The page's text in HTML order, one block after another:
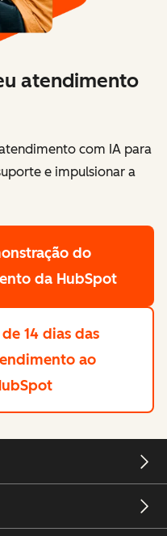
atendimento
com IA para
e impulsionar a
do
da HubSpot
14 dias das
ao